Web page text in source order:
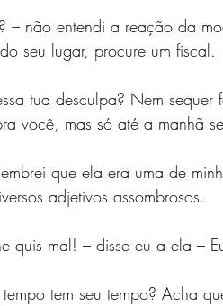
– não entendi a reação da
seu lugar, procure um fiscal.
tua desculpa? Nem
você, mas só até a manhã
que ela era uma de
adjetivos assombrosos.
quis mal! – disse eu a ela –
tempo tem seu tempo? Acha